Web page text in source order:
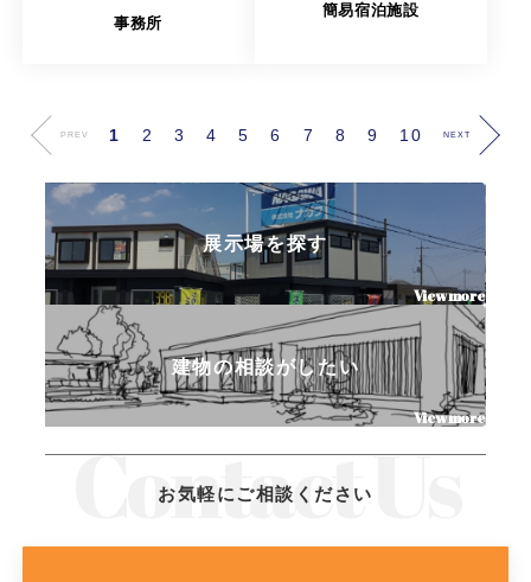
事務所
簡易宿泊施設
PREV 1 2 3 4 5 6 7 8 9 10 NEXT
展示場を探す
建物の相談がしたい
お気軽にご相談ください